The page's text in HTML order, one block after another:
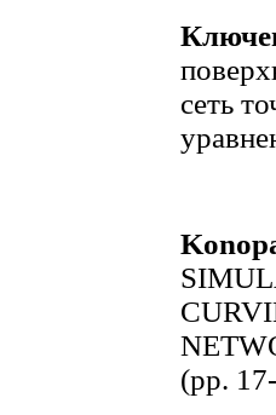
сеть
(pp.